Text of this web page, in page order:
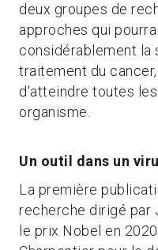
deux groupes de
approches qui
considérablement
traitement du
d'atteindre toutes
organisme.
Un outil dans un
La première
recherche dirigé par
le prix Nobel en